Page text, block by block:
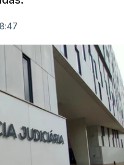
de reapreciação
Há
preenchidos
justificativa para o
documentos que os